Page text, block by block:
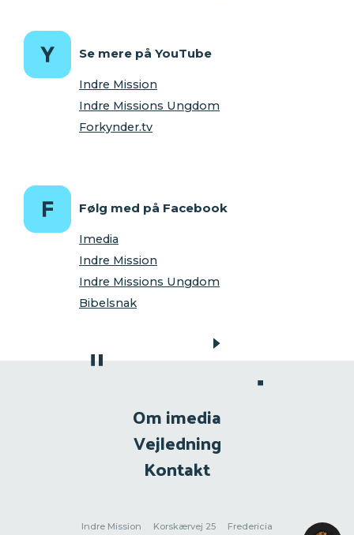
Se mere på YouTube
Indre Mission
Indre Missions Ungdom
Forkynder.tv
Følg med på Facebook
Imedia
Indre Mission
Indre Missions Ungdom
Bibelsnak
Om imedia
Vejledning
Kontakt
Indre Mission Korskærvej 25 Fredericia